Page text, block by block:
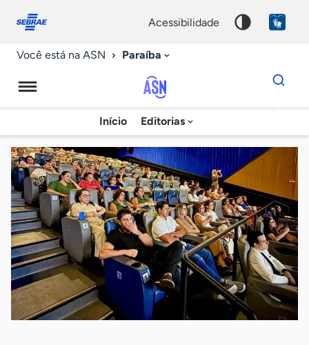
conosco
acessibilidade
Você está na ASN Paraíba
Agência
Sebrae
de
Notícias
Início Editorias
Dados
para
chave